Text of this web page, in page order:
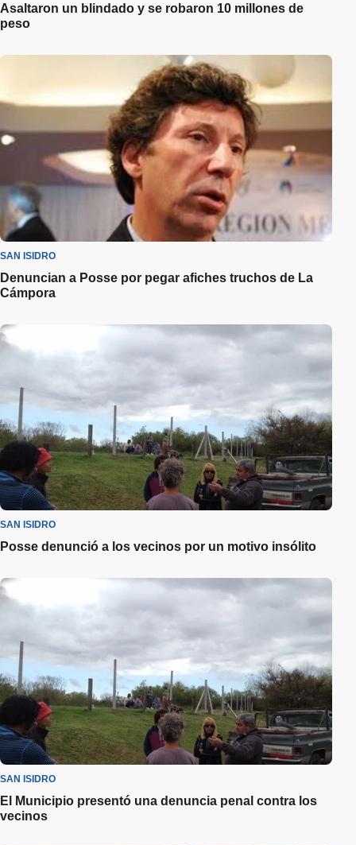
Asaltaron un blindado y se robaron 10 millones de
peso
SAN ISIDRO
Denuncian a Posse por pegar afiches truchos de La
Cámpora
SAN ISIDRO
Posse denunció a los vecinos por un motivo insólito
SAN ISIDRO
El Municipio presentó una denuncia penal contra los
vecinos